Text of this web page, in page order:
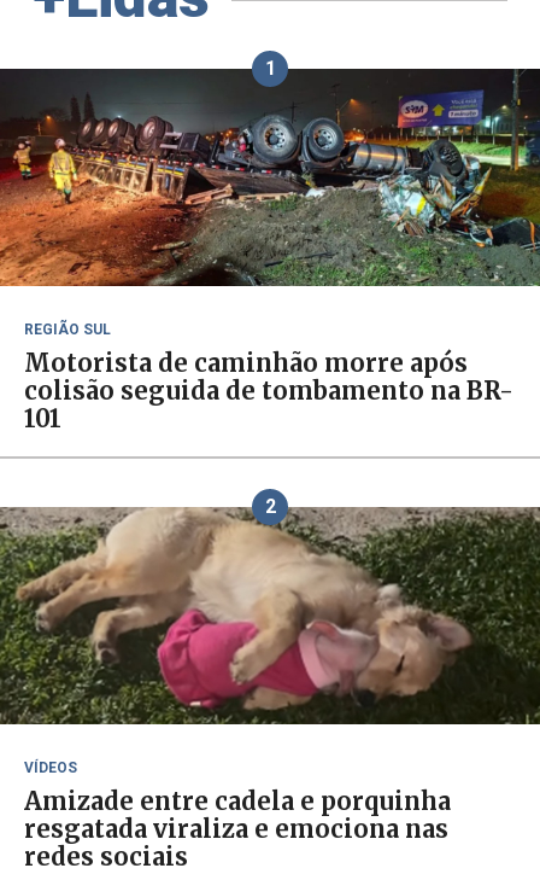
1
REGIÃO SUL
Motorista de caminhão morre após
colisão seguida de tombamento na BR-
101
2
VÍDEOS
Amizade entre cadela e porquinha
resgatada viraliza e emociona nas
redes sociais